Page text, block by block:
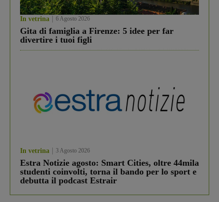
In vetrina 6 Agosto 2026
Gita di famiglia a Firenze: 5 idee per far
divertire i tuoi figli
In vetrina 3 Agosto 2026
Estra Notizie agosto: Smart Cities, oltre 44mila
studenti coinvolti, torna il bando per lo sport e
debutta il podcast Estrair